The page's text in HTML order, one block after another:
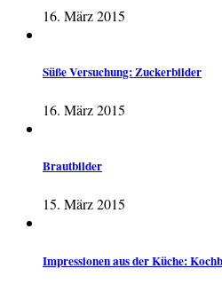
16. März 2015
Süße Versuchung: Zuckerbilder
16. März 2015
Brautbilder
15. März 2015
Impressionen aus der Küche: